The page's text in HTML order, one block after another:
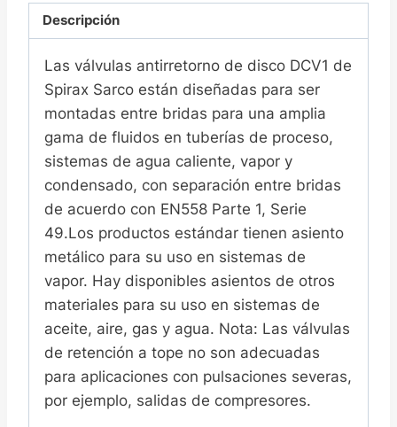
Descripción
Las válvulas antirretorno de disco DCV1 de
Spirax Sarco están diseñadas para ser
montadas entre bridas para una amplia
gama de fluidos en tuberías de proceso,
sistemas de agua caliente, vapor y
condensado, con separación entre bridas
de acuerdo con EN558 Parte 1, Serie
49.Los productos estándar tienen asiento
metálico para su uso en sistemas de
vapor. Hay disponibles asientos de otros
materiales para su uso en sistemas de
aceite, aire, gas y agua. Nota: Las válvulas
de retención a tope no son adecuadas
para aplicaciones con pulsaciones severas,
por ejemplo, salidas de compresores.